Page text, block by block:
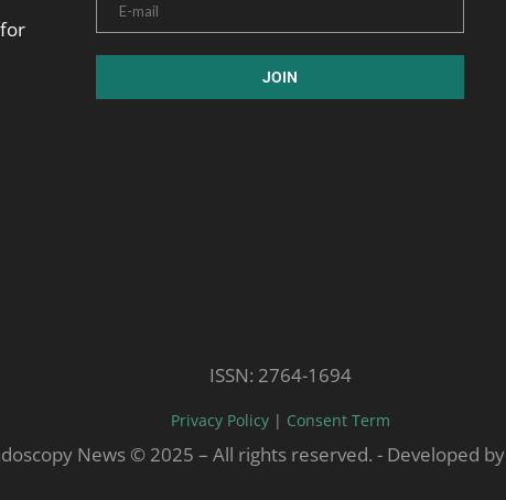
ISSN: 2764-1694
Privacy Policy| Consent Term
News © 2025 – All rights reserved. - Developed by